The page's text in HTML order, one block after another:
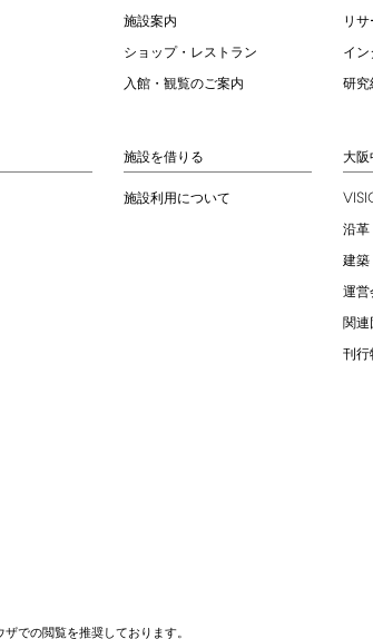
施設案内
ショップ・レストラン
入館・観覧のご案内
リ
イ
研究
施設を借りる
施設利用について
大阪
沿革
建築
運営
関
刊行
での閲覧を推奨しております。